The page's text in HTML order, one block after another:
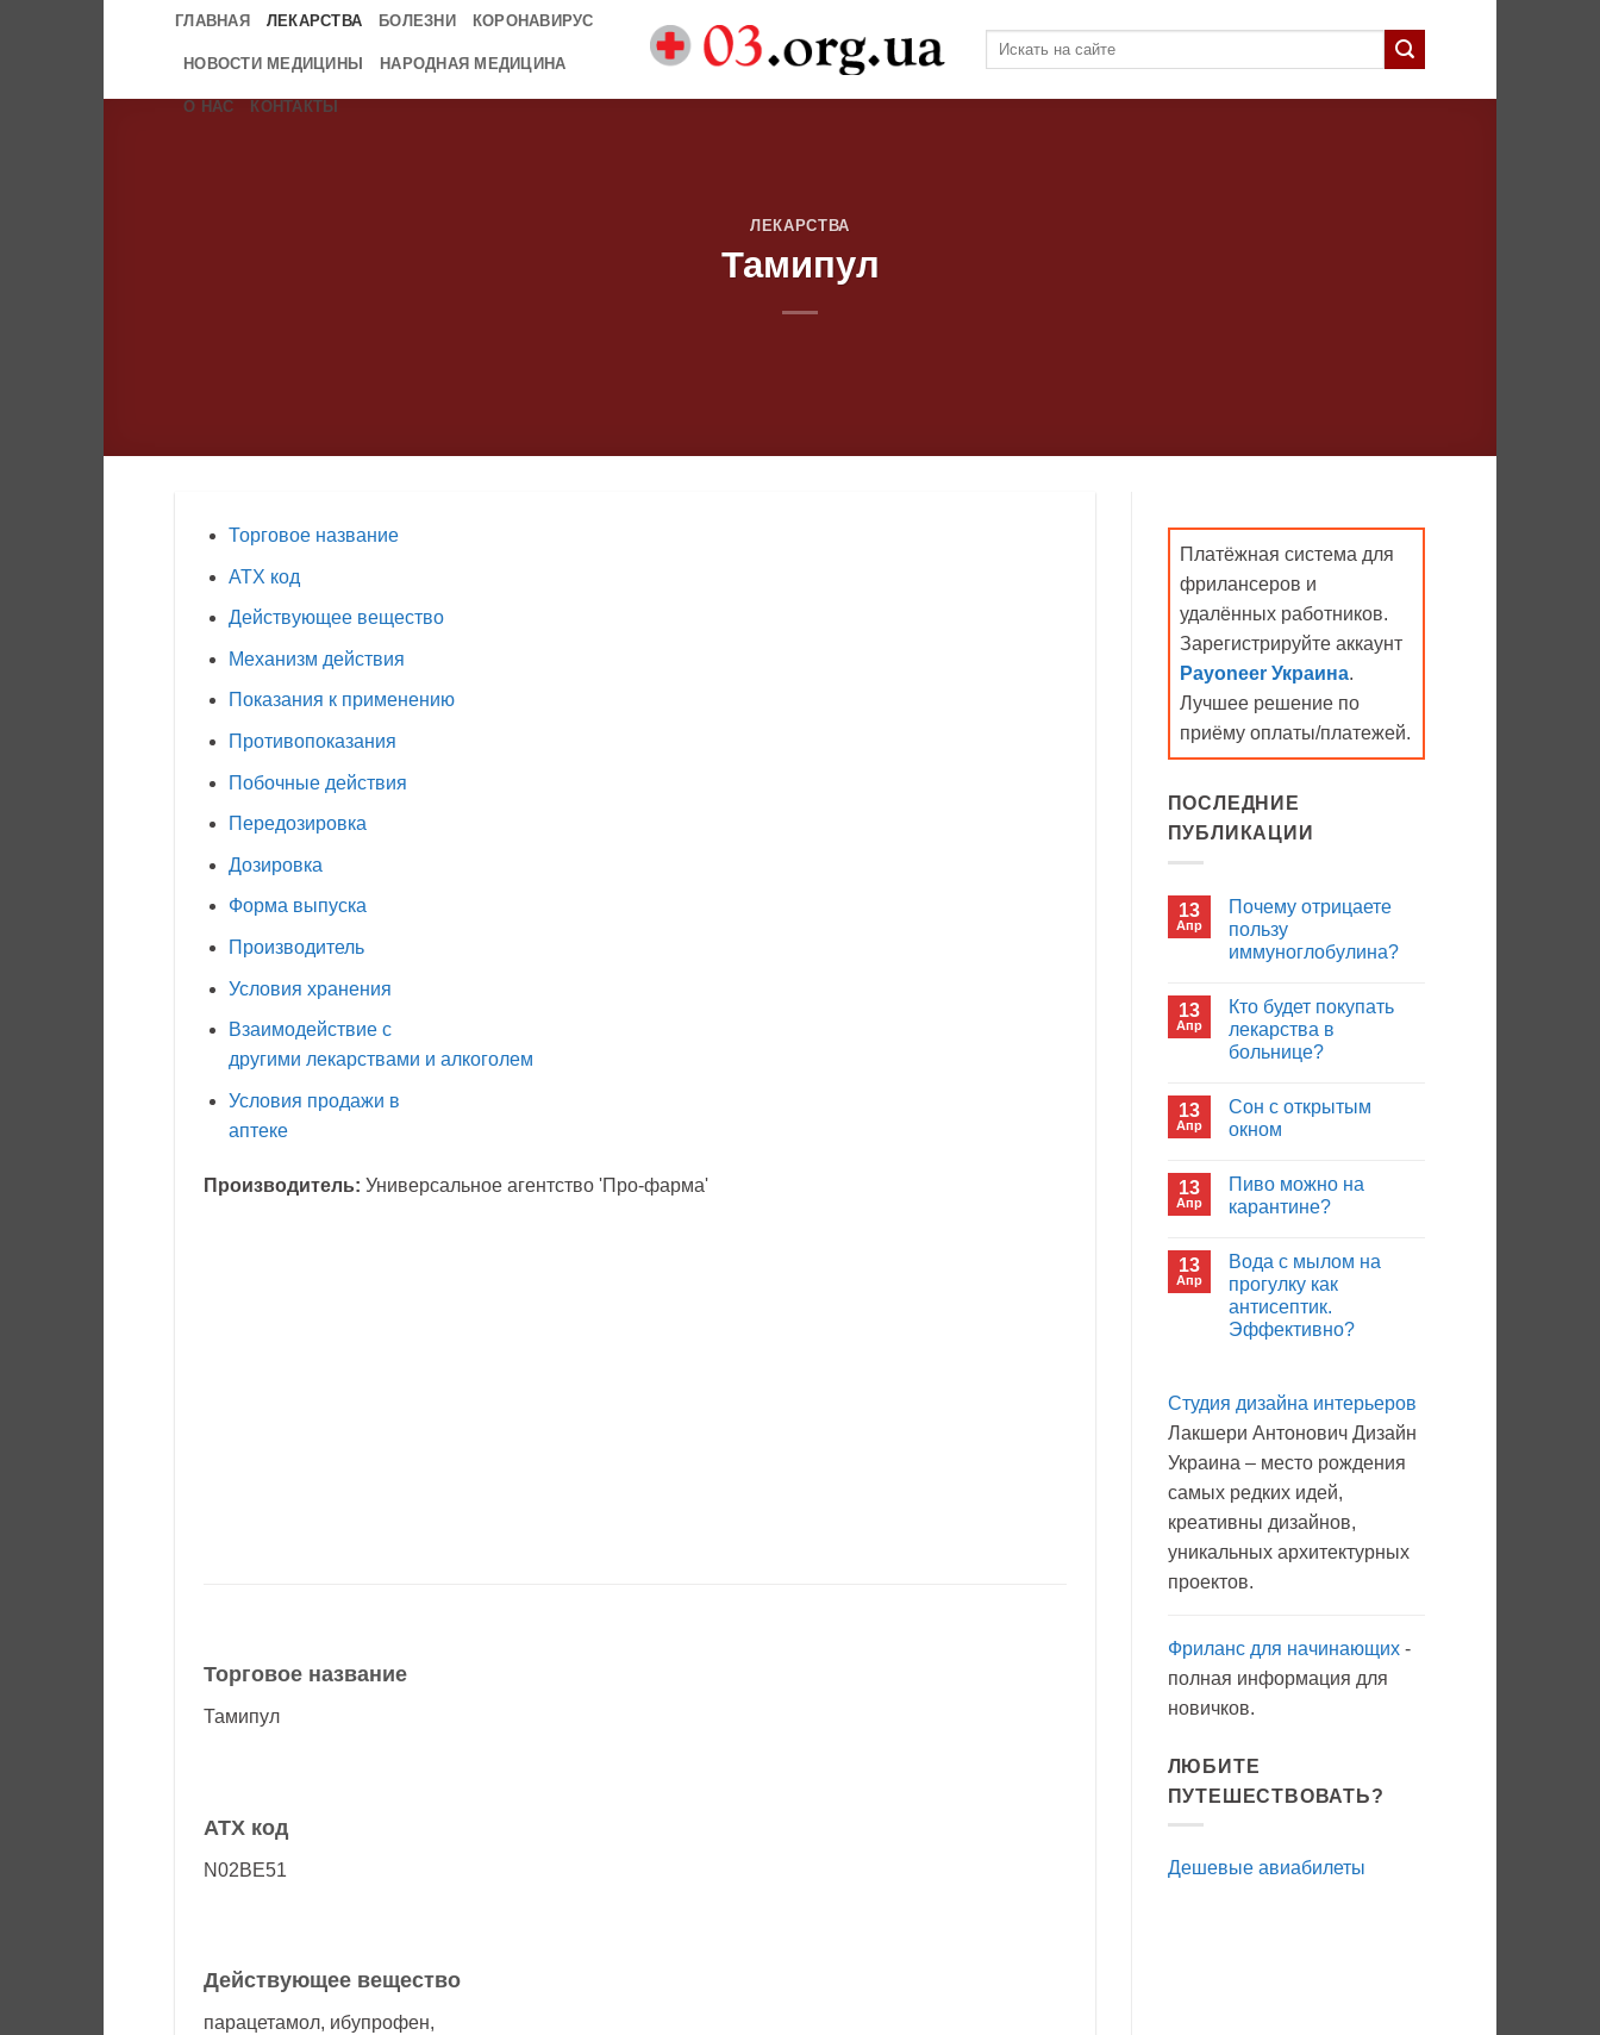
ГЛАВНАЯ ЛЕКАРСТВА БОЛЕЗНИ КОРОНАВИРУС
НОВОСТИ МЕДИЦИНЫ НАРОДНАЯ МЕДИЦИНА
О НАС КОНТАКТЫ
ЛЕКАРСТВА
Тамипул
Торговое название
АТХ код
Действующее вещество
Механизм действия
Показания к применению
Противопоказания
Побочные действия
Передозировка
Дозировка
Форма выпуска
Производитель
Условия хранения
Взаимодействие с
другими лекарствами и алкоголем
Условия продажи в
аптеке
Производитель: Универсальное агентство 'Про-фарма'
Торговое название
Тамипул
АТХ код
N02BE51
Действующее вещество
парацетамол, ибупрофен,
Платёжная система для
фрилансеров и
удалённых работников.
Зарегистрируйте аккаунт
Payoneer Украина.
Лучшее решение по
приёму оплаты/платежей.
ПОСЛЕДНИЕ
ПУБЛИКАЦИИ
13
Апр
Почему отрицаете
пользу
иммуноглобулина?
записи
Почему
отрицаете
пользу
13
Апр
Кто будет покупать
лекарства в
больнице?
записи
Кто
будет
больнице?
13
Апр
Сон с открытым
окном
записи
Сон
с
13
Апр
Пиво можно на
карантине?
записи
Пиво
можно
на
карантине?
13
Апр
Вода с мылом на
прогулку как
антисептик.
Эффективно?
Вода
мылом
на
прогулку
антисептик.
Студия дизайна интерьеров
Лакшери Антонович Дизайн
Украина – место рождения
самых редких идей,
креативны дизайнов,
уникальных архитектурных
проектов.
Фриланс для начинающих-
полная информация для
новичков.
ЛЮБИТЕ
ПУТЕШЕСТВОВАТЬ?
Дешевые авиабилеты